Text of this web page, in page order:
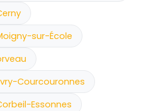
sur-École
Courcouronnes
Essonnes